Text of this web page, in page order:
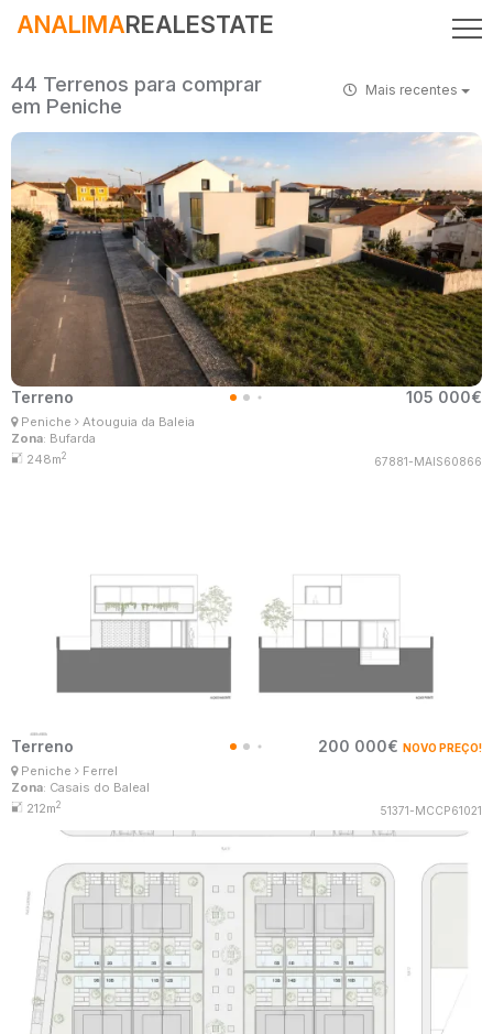
ANALIMAREALESTATE
44 Terrenos para comprar
em Peniche
Mais recentes
Terreno 105 000€
Peniche
Atouguia da Baleia
Zona: Bufarda
248m2 67881-MAIS60866
Corretor Imobiliário
Terreno 200 000€ NOVO PREÇO!
Peniche
Ferrel
Zona: Casais do Baleal
212m2 51371-MCCP61021